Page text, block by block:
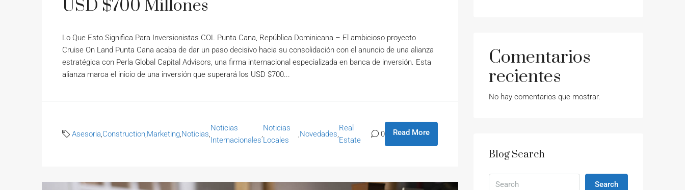
USD $700 Millones
Lo Que Esto Significa Para Inversionistas COL Punta Cana, República Dominicana – El ambicioso proyecto
Cruise On Land Punta Cana acaba de dar un paso decisivo hacia su consolidación con el anuncio de una alianza
estratégica con Perla Global Capital Advisors, una firma internacional especializada en banca de inversión. Esta
alianza marca el inicio de una inversión que superará los USD $700...
Asesoria,Construction,Marketing,Noticias,
Noticias
Internacionales
,
Noticias
Locales
,Novedades,
Real
Estate
0 Read More
Comentarios
recientes
No hay comentarios que mostrar.
Blog Search
Search